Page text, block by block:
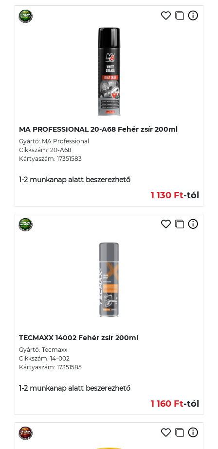
MA PROFESSIONAL 20-A68 Fehér zsír 200ml
Gyártó: MA Professional
Cikkszám: 20-A68
Kártyaszám: 17351583
1-2 munkanap alatt beszerezhető
1 130 Ft-tól
TECMAXX 14002 Fehér zsír 200ml
Gyártó: Tecmaxx
Cikkszám: 14-002
Kártyaszám: 17351585
1-2 munkanap alatt beszerezhető
1 160 Ft-tól